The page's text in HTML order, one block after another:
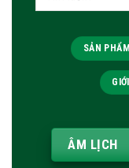
kiếm:
SẢN PHẨM
ÂM LỊCH